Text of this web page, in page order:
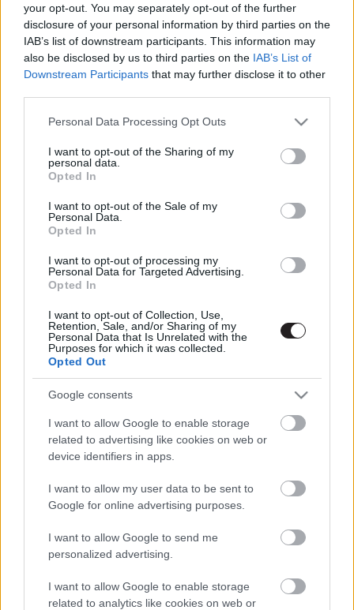
your opt-out. You may separately opt-out of the further
disclosure of your personal information by third parties on the
IAB’s list of downstream participants. This information may
also be disclosed by us to third parties on the IAB’s List of
Downstream Participants that may further disclose it to other
Please note that this website/app uses one or more Google
not limited to your visit or usage behaviour. You may click to
grant or deny consent to Google and its third-party tags to
use your data for below specified purposes in below Google
consent section.
Personal Data Processing Opt Outs
I want to opt-out of the Sharing of my
personal data.
Opted In
I want to opt-out of the Sale of my
Personal Data.
Opted In
I want to opt-out of processing my
Personal Data for Targeted Advertising.
Opted In
I want to opt-out of Collection, Use,
Retention, Sale, and/or Sharing of my
Personal Data that Is Unrelated with the
Purposes for which it was collected.
Opted Out
Google consents
I want to allow Google to enable storage
related to advertising like cookies on web or
device identifiers in apps.
I want to allow my user data to be sent to
Google for online advertising purposes.
I want to allow Google to send me
personalized advertising.
I want to allow Google to enable storage
related to analytics like cookies on web or
Hozzászólások
Megint rengeteg horrorfilmet néztünk - PuliCast